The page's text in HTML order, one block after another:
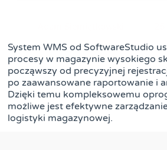
System WMS od SoftwareStudio
procesy w magazynie wysokiego
począwszy od precyzyjnej
po zaawansowane raportowanie i
Dzięki temu kompleksowemu
możliwe jest efektywne
logistyki magazynowej.